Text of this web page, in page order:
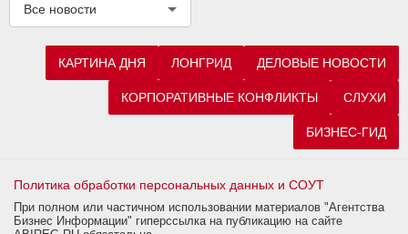
Все новости
КАРТИНА ДНЯ ЛОНГРИД ДЕЛОВЫЕ НОВОСТИ
КОРПОРАТИВНЫЕ КОНФЛИКТЫ СЛУХИ
БИЗНЕС-ГИД
Политика обработки персональных данных и СОУТ
При полном или частичном использовании материалов "Агентства
Бизнес Информации" гиперссылка на публикацию на сайте